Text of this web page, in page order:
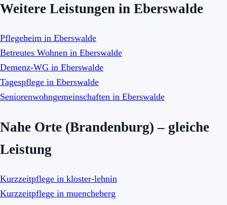
Weitere Leistungen in Eberswalde
Pflegeheim in Eberswalde
Betreutes Wohnen in Eberswalde
Demenz-WG in Eberswalde
Tagespflege in Eberswalde
Seniorenwohngemeinschaften in Eberswalde
Nahe Orte (Brandenburg) – gleiche
Leistung
Kurzzeitpflege in kloster-lehnin
Kurzzeitpflege in muencheberg